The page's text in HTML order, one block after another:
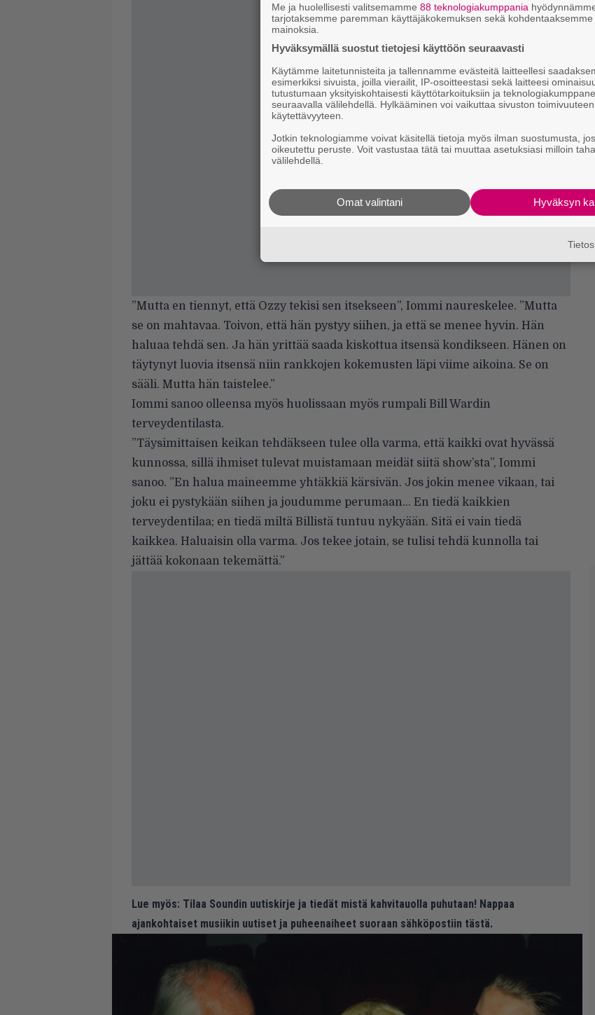
”Mutta en tiennyt, että Ozzy tekisi sen itsekseen”, Iommi naureskelee. ”Mutta
se on mahtavaa. Toivon, että hän pystyy siihen, ja että se menee hyvin. Hän
haluaa tehdä sen. Ja hän yrittää saada kiskottua itsensä kondikseen. Hänen on
täytynyt luovia itsensä niin rankkojen kokemusten läpi viime aikoina. Se on
sääli. Mutta hän taistelee.”
Iommi sanoo olleensa myös huolissaan myös rumpali Bill Wardin
terveydentilasta.
”Täysimittaisen keikan tehdäkseen tulee olla varma, että kaikki ovat hyvässä
kunnossa, sillä ihmiset tulevat muistamaan meidät siitä show’sta”, Iommi
sanoo. ”En halua maineemme yhtäkkiä kärsivän. Jos jokin menee vikaan, tai
joku ei pystykään siihen ja joudumme perumaan… En tiedä kaikkien
terveydentilaa; en tiedä miltä Billistä tuntuu nykyään. Sitä ei vain tiedä
kaikkea. Haluaisin olla varma. Jos tekee jotain, se tulisi tehdä kunnolla tai
jättää kokonaan tekemättä.”
Lue myös: Tilaa Soundin uutiskirje ja tiedät mistä kahvitauolla puhutaan! Nappaa
ajankohtaiset musiikin uutiset ja puheenaiheet suoraan sähköpostiin tästä.
Me ja huolellisesti valitsemamme 88 teknologiakumppania
tarjotaksemme paremman käyttäjäkokemuksen sekä kohdentaaksemme
mainoksia.
Hyväksymällä suostut tietojesi käyttöön seuraavasti
Käytämme laitetunnisteita ja tallennamme evästeitä laitteellesi
esimerkiksi sivuista, joilla vierailit, IP-osoitteestasi sekä laitteesi
tutustumaan yksityiskohtaisesti käyttötarkoituksiin ja
seuraavalla välilehdellä. Hylkääminen voi vaikuttaa sivuston
käytettävyyteen.
Jotkin teknologiamme voivat käsitellä tietoja myös ilman suostumusta,
oikeutettu peruste. Voit vastustaa tätä tai muuttaa asetuksiasi milloin
välilehdellä.
Hyväksyn
Omat valintani